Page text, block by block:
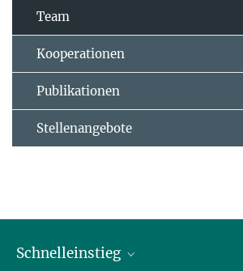
Team
Kooperationen
Publikationen
Stellenangebote
Schnelleinstieg